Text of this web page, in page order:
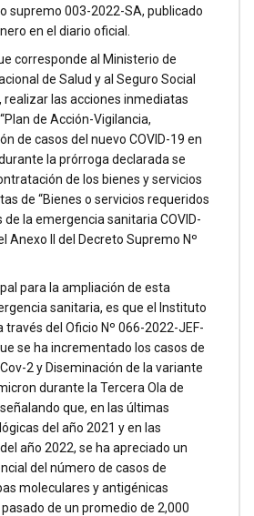
supremo 003-2022-SA, publicado
en el diario oficial.
corresponde al Ministerio de
de Salud y al Seguro Social
realizar las acciones inmediatas
de Acción-Vigilancia,
de casos del nuevo COVID-19 en
la prórroga declarada se
de los bienes y servicios
de “Bienes o servicios requeridos
la emergencia sanitaria COVID-
Anexo II del Decreto Supremo Nº
para la ampliación de esta
sanitaria, es que el Instituto
través del Oficio Nº 066-2022-JEF-
se ha incrementado los casos de
2 y Diseminación de la variante
durante la Tercera Ola de
que, en las últimas
del año 2021 y en las
año 2022, se ha apreciado un
del número de casos de
moleculares y antigénicas
de un promedio de 2,000